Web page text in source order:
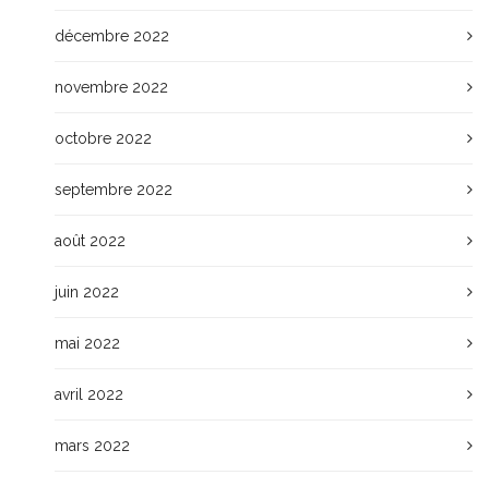
décembre 2022
novembre 2022
octobre 2022
septembre 2022
août 2022
juin 2022
mai 2022
avril 2022
mars 2022